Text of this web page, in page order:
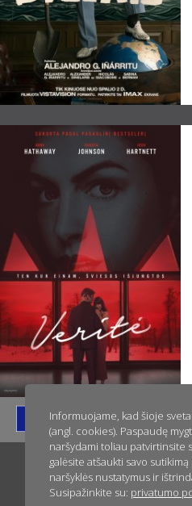
Informuojame, kad šioje
(angl. cookies). Paspaudę
naršydami toliau patvirtinsite
galėsite atšaukti savo
naršyklės nustatymus ir
Susipažinkite su: privatumo
Titulinis Apie ACME Film